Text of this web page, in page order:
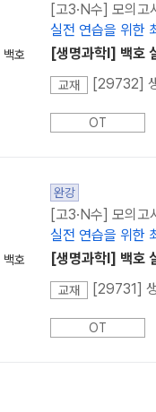
백호
[고3·N수] 모의고
실전 연습을 위한
[생명과학l] 백호
교재 [29732]
OT
백호
완강
[고3·N수] 모의고
실전 연습을 위한
[생명과학l] 백호
교재 [29731]
OT